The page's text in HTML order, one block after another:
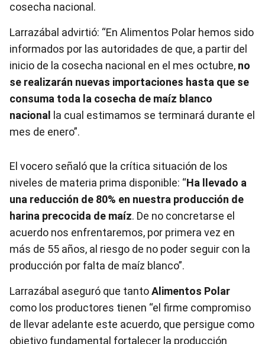
cosecha nacional.
Larrazábal advirtió: “En Alimentos Polar hemos sido
informados por las autoridades de que, a partir del
inicio de la cosecha nacional en el mes octubre, no
se realizarán nuevas importaciones hasta que se
consuma toda la cosecha de maíz blanco
nacional
la cual estimamos se terminará durante el
mes de enero”.
El vocero señaló que la crítica situación de los
niveles de materia prima disponible: “Ha llevado a
una reducción de 80% en nuestra producción de
harina precocida de maíz. De no concretarse el
acuerdo nos enfrentaremos, por primera vez en
más de 55 años, al riesgo de no poder seguir con la
producción por falta de maíz blanco”.
Larrazábal aseguró que tantoAlimentos Polar
como los productores tienen “el firme compromiso
de llevar adelante este acuerdo, que persigue como
objetivo fundamental fortalecer la producción